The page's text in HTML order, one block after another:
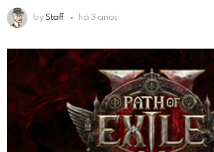
by Staff há 3 anos